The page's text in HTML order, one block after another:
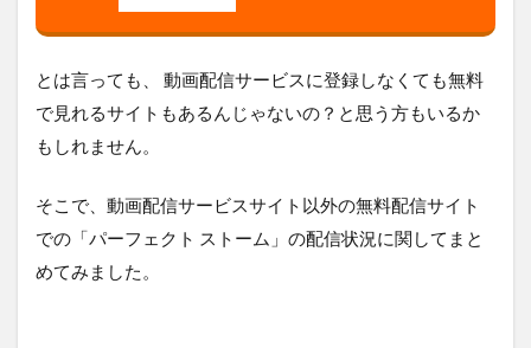
法
と
め
とは言っても、 動画配信サービスに登録しなくても無料
で見れるサイトもあるんじゃないの？と思う方もいるか
もしれません。
そこで、動画配信サービスサイト以外の無料配信サイト
での「パーフェクト ストーム」の配信状況に関してまと
めてみました。